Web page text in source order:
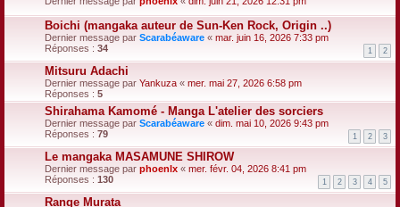
Boichi (mangaka auteur de Sun-Ken Rock, Origin ..)
Dernier message par Scarabéaware « mar. juin 16, 2026 7:33 pm
Réponses : 34 1 2
Mitsuru Adachi
Dernier message par Yankuza « mer. mai 27, 2026 6:58 pm
Réponses : 5
Shirahama Kamomé - Manga L'atelier des sorciers
Dernier message par Scarabéaware « dim. mai 10, 2026 9:43 pm
Réponses : 79 1 2 3
Le mangaka MASAMUNE SHIROW
Dernier message par phoenlx « mer. févr. 04, 2026 8:41 pm
Réponses : 130 1 2 3 4 5
Range Murata